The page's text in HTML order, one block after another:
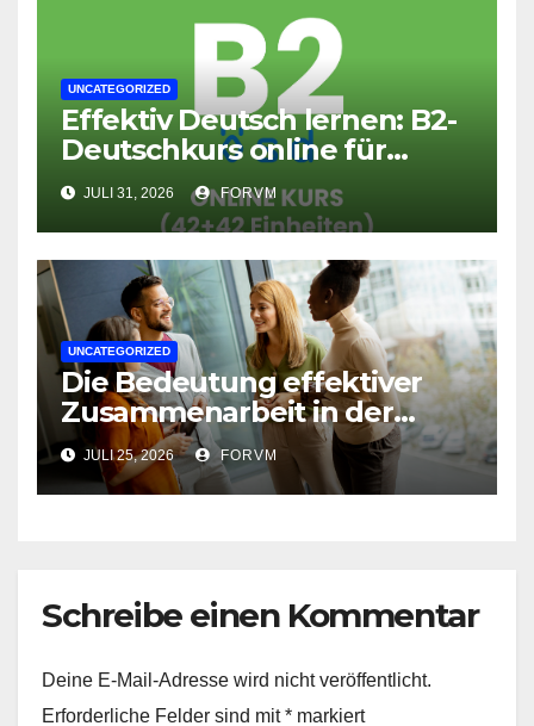
UNCATEGORIZED
Effektiv Deutsch lernen: B2-
Deutschkurs online für
Fortgeschrittene
JULI 31, 2026 FORVM
UNCATEGORIZED
Die Bedeutung effektiver
Zusammenarbeit in der
Arbeitswelt
JULI 25, 2026 FORVM
Schreibe einen Kommentar
Deine E-Mail-Adresse wird nicht veröffentlicht.
Erforderliche Felder sind mit* markiert